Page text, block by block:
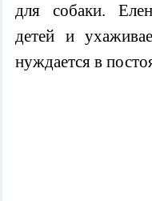
для собаки.
детей и
нуждается в